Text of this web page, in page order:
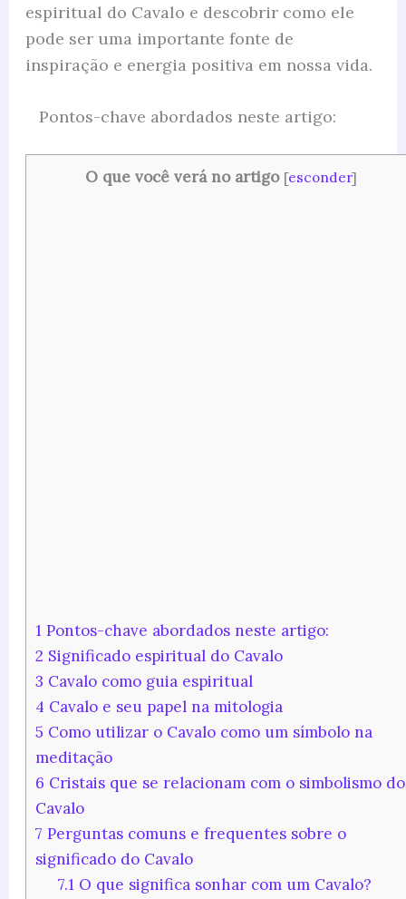
espiritual do Cavalo e descobrir como ele
pode ser uma importante fonte de
inspiração e energia positiva em nossa vida.
Pontos-chave abordados neste artigo:
O que você verá no artigo [esconder]
1Pontos-chave abordados neste artigo:
2 Significado espiritual do Cavalo
3 Cavalo como guia espiritual
4 Cavalo e seu papel na mitologia
5 Como utilizar o Cavalo como um símbolo na
meditação
6 Cristais que se relacionam com o simbolismo do
Cavalo
7 Perguntas comuns e frequentes sobre o
significado do Cavalo
7.1 O que significa sonhar com um Cavalo?